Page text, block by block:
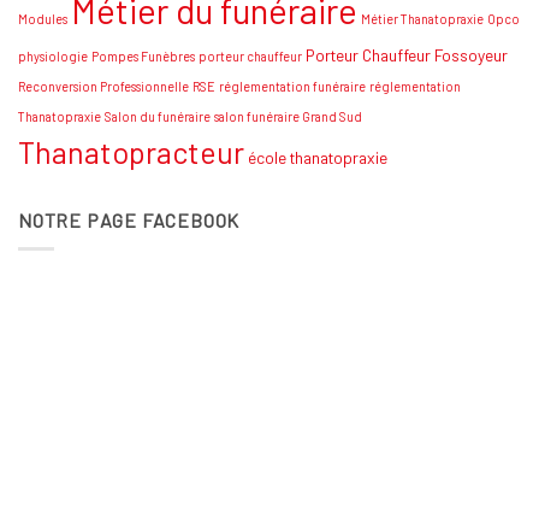
Modules Métier du funéraire Métier Thanatopraxie Opco
physiologie Pompes Funèbres porteur chauffeur Porteur Chauffeur Fossoyeur
Reconversion Professionnelle RSE réglementation funéraire réglementation
Thanatopraxie Salon du funéraire salon funéraire Grand Sud
Thanatopracteur école thanatopraxie
NOTRE PAGE FACEBOOK